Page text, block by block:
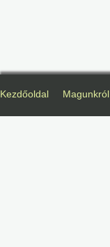
Kezdőoldal Magunkról